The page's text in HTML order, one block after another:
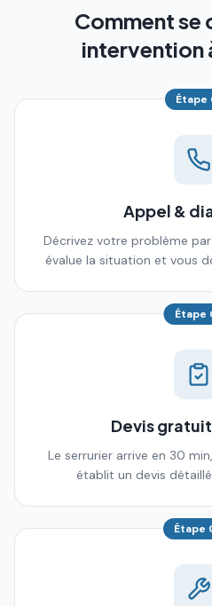
Comment se
intervention
Étape
Appel &
Décrivez votre problème
évalue la situation et vous
Étape
Devis
Le serrurier arrive en 30
établit un devis
Étape